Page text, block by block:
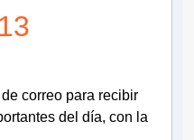
correo para recibir
del día, con la